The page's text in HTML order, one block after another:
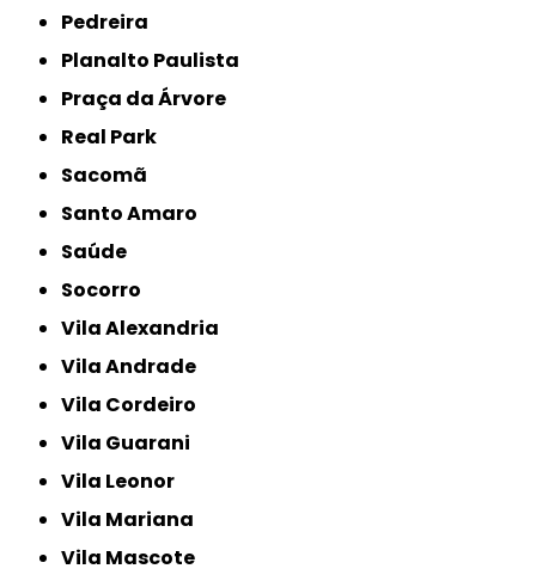
Pedreira
Planalto Paulista
Praça da Árvore
Real Park
Sacomã
Santo Amaro
Saúde
Socorro
Vila Alexandria
Vila Andrade
Vila Cordeiro
Vila Guarani
Vila Leonor
Vila Mariana
Vila Mascote